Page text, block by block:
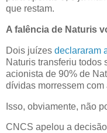
que restam.
A falência de Naturis
Dois juízes declararam
Naturis transferiu todos
acionista de 90% de
dívidas morressem com
Isso, obviamente, não
CNCS apelou a